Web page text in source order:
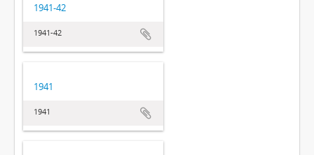
1941-42
1941-42
1941
1941